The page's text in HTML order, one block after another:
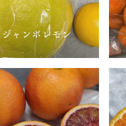
ジャンボレモン